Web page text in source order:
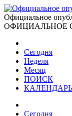
Официальное
ОФИЦИАЛЬНОЕ
Сегодня
Неделя
Месяц
ПОИСК
Сегодня